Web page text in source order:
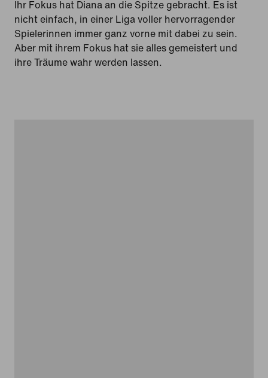
Ihr Fokus hat Diana an die Spitze gebracht. Es ist
nicht einfach, in einer Liga voller hervorragender
Spielerinnen immer ganz vorne mit dabei zu sein.
Aber mit ihrem Fokus hat sie alles gemeistert und
ihre Träume wahr werden lassen.